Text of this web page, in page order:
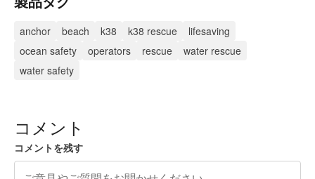
anchor beach k38 k38 rescue
lifesaving
ocean safety
operators rescue
water rescue
water safety
コメント
コメントを残す